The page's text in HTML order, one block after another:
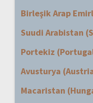
Birleşik Arap
Suudi Arabistan
Portekiz
Avusturya
Macaristan